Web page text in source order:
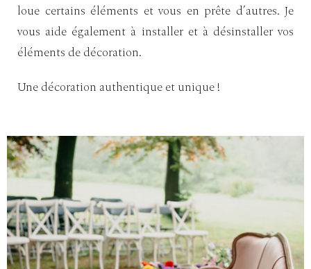
loue certains éléments et vous en prête d’autres. Je
vous aide également à installer et à désinstaller vos
éléments de décoration.
Une décoration authentique et unique !